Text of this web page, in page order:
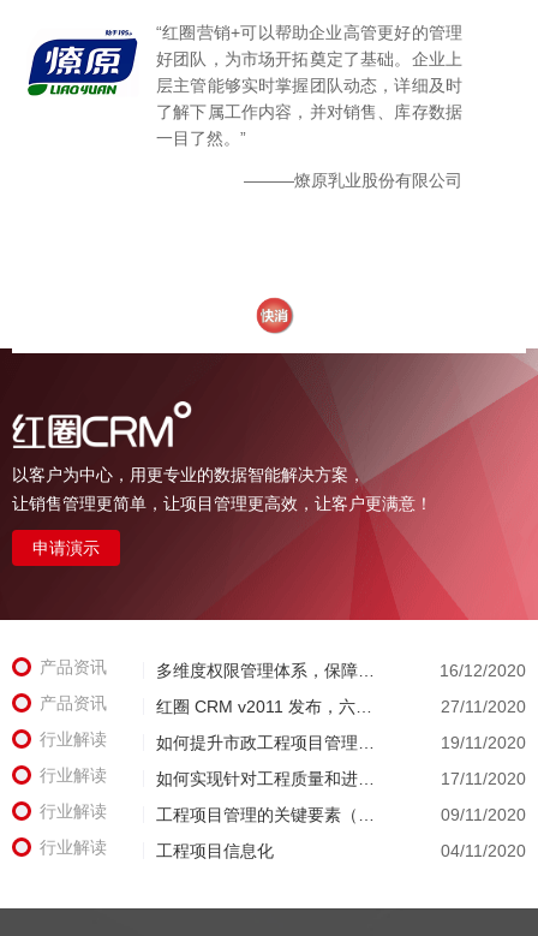
“红圈营销+可以帮助企业高管更好的管理
好团队，为市场开拓奠定了基础。企业上
层主管能够实时掌握团队动态，详细及时
了解下属工作内容，并对销售、库存数据
一目了然。”
———燎原乳业股份有限公司
以客户为中心，用更专业的数据智能解决方案，
让销售管理更简单，让项目管理更高效，让客户更满意！
申请演示
产品资讯 多维度权限管理体系，保障客户数据安全
16/12/2020
产品资讯
红圈 CRM v2011 发布，六大亮点全面呈现
27/11/2020
行业解读
19/11/2020
行业解读
如何实现针对工程质量和进度的精细化管理（项目管理工具）
17/11/2020
行业解读
09/11/2020
行业解读
工程项目信息化 04/11/2020